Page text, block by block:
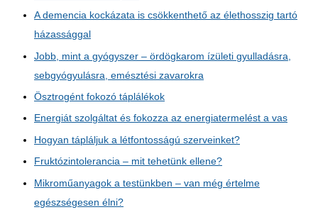
A demencia kockázata is csökkenthető az élethosszig tartó
házassággal
Jobb, mint a gyógyszer – ördögkarom ízületi gyulladásra,
sebgyógyulásra, emésztési zavarokra
Ösztrogént fokozó táplálékok
Energiát szolgáltat és fokozza az energiatermelést a vas
Hogyan tápláljuk a létfontosságú szerveinket?
Fruktózintolerancia – mit tehetünk ellene?
Mikroműanyagok a testünkben – van még értelme
egészségesen élni?